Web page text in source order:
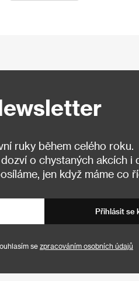
ruky během celého roku.
o chystaných akcích i
jen když máme co
Přihlásit se
se zpracováním osobních údajů